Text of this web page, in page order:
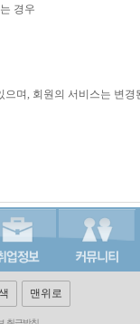
경우
며, 회원의 서비스는 변
맨위로